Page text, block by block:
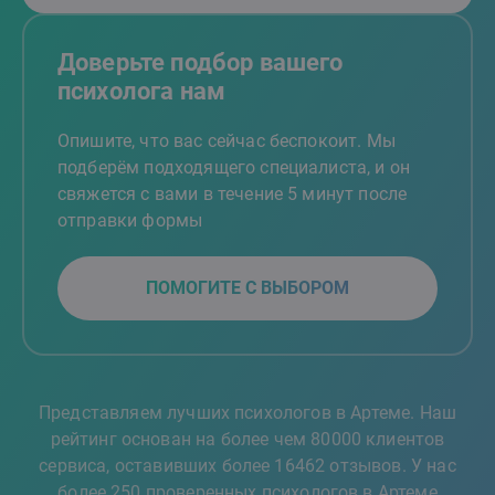
Доверьте подбор вашего
психолога нам
Опишите, что вас сейчас беспокоит. Мы
подберём подходящего специалиста, и он
свяжется с вами в течение 5 минут после
отправки формы
ПОМОГИТЕ С ВЫБОРОМ
Представляем лучших психологов в Артеме. Наш
рейтинг основан на более чем 80000 клиентов
сервиса, оставивших более 16462 отзывов. У нас